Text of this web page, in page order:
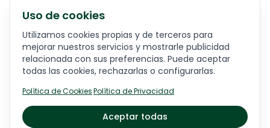
de Cárdenas y Matanzas.
Holguín
El destino turístico Holguín , en Cuba , se distingue
por su autenticidad, diversidad y alto nivel de
sostenibilidad. Destaca por sus relieves pintorescos
de gran valor paisajístico que constituyen un
Uso de cookies
Utilizamos cookies propias y de terceros para
mejorar nuestros servicios y mostrarle publicidad
relacionada con sus preferencias. Puede aceptar
todas las cookies, rechazarlas o configurarlas.
Política de Cookies·Política de Privacidad
Aceptar todas